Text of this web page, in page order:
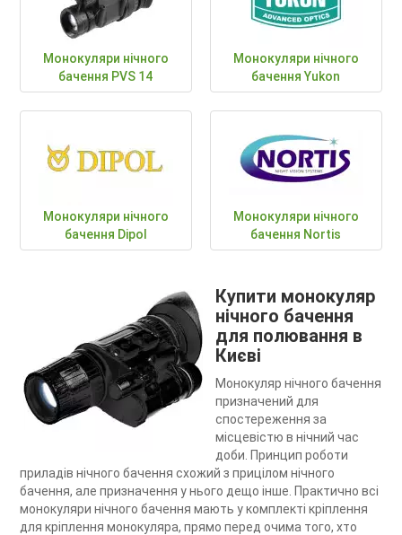
Монокуляри нічного
бачення PVS 14
Монокуляри нічного
бачення Yukon
Монокуляри нічного
бачення Dipol
Монокуляри нічного
бачення Nortis
Купити монокуляр
нічного бачення
для полювання в
Києві
Монокуляр нічного бачення
призначений для
спостереження за
місцевістю в нічний час
доби. Принцип роботи
приладів нічного бачення схожий з прицілом нічного
бачення, але призначення у нього дещо інше. Практично всі
монокуляри нічного бачення мають у комплекті кріплення
для кріплення монокуляра, прямо перед очима того, хто